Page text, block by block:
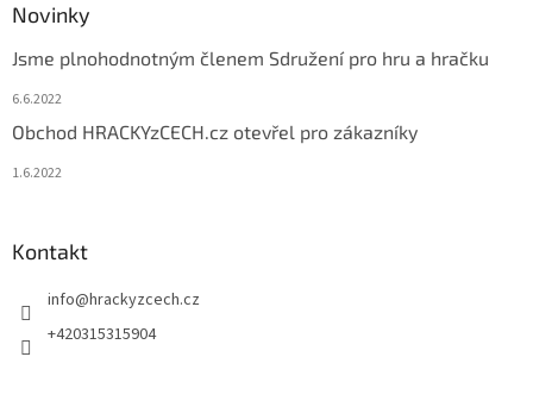
Novinky
Jsme plnohodnotným členem Sdružení pro hru a hračku
6.6.2022
Obchod HRACKYzCECH.cz otevřel pro zákazníky
1.6.2022
Kontakt
info@hrackyzcech.cz
+420315315904